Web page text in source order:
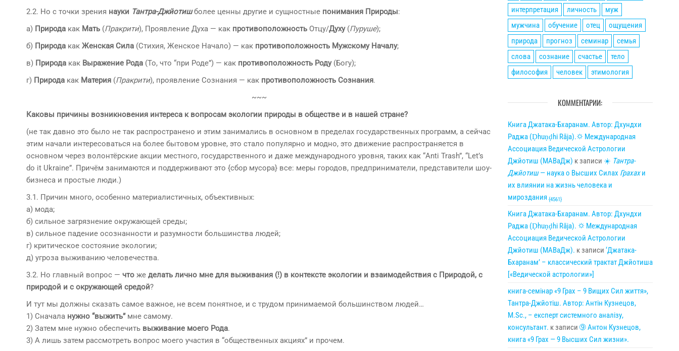
2.2. Но с точки зрения науки Тантра-Джйотишболее ценны другие и сущностные понимания Природы:
а) Природа как Мать (Пракрити), Проявление Духа — как противоположность Отцу/Духу(Пуруше);
б) Природа как Женская Сила (Стихия, Женское Начало) — как противоположность Мужскому Началу;
в) Природа как Выражение Рода (То, что “при Роде”) — как противоположность Роду(Богу);
г) Природа как Материя (Пракрити), проявление Сознания — как противоположность Сознания.
~~~
Каковы причины возникновения интереса к вопросам экологии природы в обществе и в нашей стране?
(не так давно это было не так распространено и этим занимались в основном в пределах государственных программ, а сейчас
этим начали интересоваться на более бытовом уровне, это стало популярно и модно, это движение распространяется в
основном через волонтёрские акции местного, государственного и даже международного уровня, таких как “Anti Trash”, “Let’s
do it Ukraine”. Причём занимаются и поддерживают это {сбор мусора} все: меры городов, предприниматели, представители шоу-
бизнеса и простые люди.)
3.1. Причин много, особенно материалистичных, объективных:
а) мода;
б) сильное загрязнение окружающей среды;
в) сильное падение осознанности и разумности большинства людей;
г) критическое состояние экологии;
д) угроза выживанию человечества.
3.2. Но главный вопрос — что же делать лично мне для выживания (!) в контексте экологии и взаимодействия с Природой, с
природой и с окружающей средой?
И тут мы должны сказать самое важное, не всем понятное, и с трудом принимаемой большинством людей…
1) Сначала нужно “выжить”мне самому.
2) Затем мне нужно обеспечить выживание моего Рода.
3) А лишь затем рассмотреть вопрос моего участия в “общественных акциях” и прочем.
интерпретация
личность
муж
мужчина
обучение отец
ощущения
природа
прогноз семинар
семья
слова
сознание счастье
тело
философия
человек этимология
КОММЕНТАРИИ:
Книга Джатака-Бхаранам. Автор: Дхундхи
Раджа (Ḍhuṇḍhi Rāja).🌣 Международная
Ассоциация Ведической Астрологии
Джйотиш (МАВаДж) к записи ☀ Тантра-
Джйотиш— наука о Высших Силах Грахахи
их влиянии на жизнь человека и
мироздания {4561}
Книга Джатака-Бхаранам. Автор: Дхундхи
Раджа (Ḍhuṇḍhi Rāja). 🌣 Международная
Ассоциация Ведической Астрологии
Джйотиш (МАВаДж). к записи ‘Джатака-
Бхаранам’ – классический трактат Джйотиша
[«Ведической астрологии»]
книга-семінар «9 Грах – 9 Вищих Сил життя»,
Тантра-Джйотіш. Автор: Антін Кузнецов,
M.Sc., – експерт системного аналізу,
консультант. к записи ➈ Антон Кузнецов,
книга «9 Грах — 9 Высших Сил жизни».